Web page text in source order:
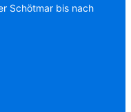
Schötmar bis nach